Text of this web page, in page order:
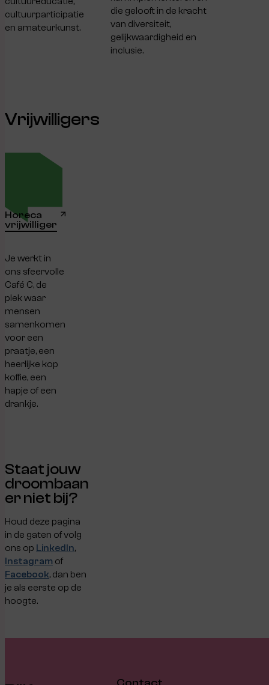
cultuurparticipatie
en amateurkunst.
die gelooft in de kracht
van diversiteit,
gelijkwaardigheid en
inclusie.
Vrijwilligers
Horeca
vrijwilliger
Je werkt in
ons sfeervolle
Café C, de
plek waar
mensen
samenkomen
voor een
praatje, een
heerlijke kop
koffie, een
hapje of een
drankje.
Staat jouw
droombaan
er niet bij?
Houd deze pagina
in de gaten of volg
ons op LinkedIn,
Instagram of
Facebook, dan ben
je als eerste op de
hoogte.